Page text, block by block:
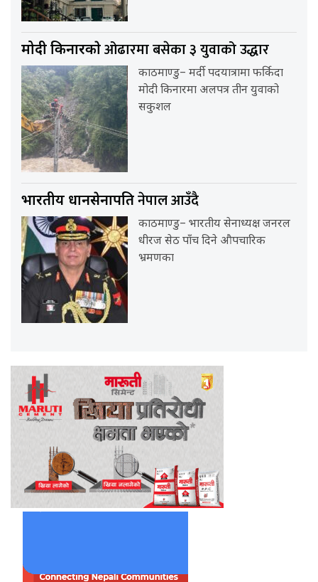
मोदी किनारकाेओढारमा बसेका ३ युवाको उद्धार
काठमाण्डु– मर्दी पदयात्रामा फर्किदा
मोदी किनारमा अलपत्र तीन युवाको
सकुशल
भारतीय प्रधानसेनापतिनेपाल आउँदै
काठमाण्डु– भारतीय सेनाध्यक्ष जनरल
धीरज सेठ पाँच दिने औपचारिक
भ्रमणका